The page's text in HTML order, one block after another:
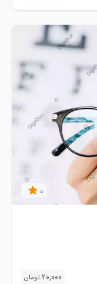
0
20,000 تومان